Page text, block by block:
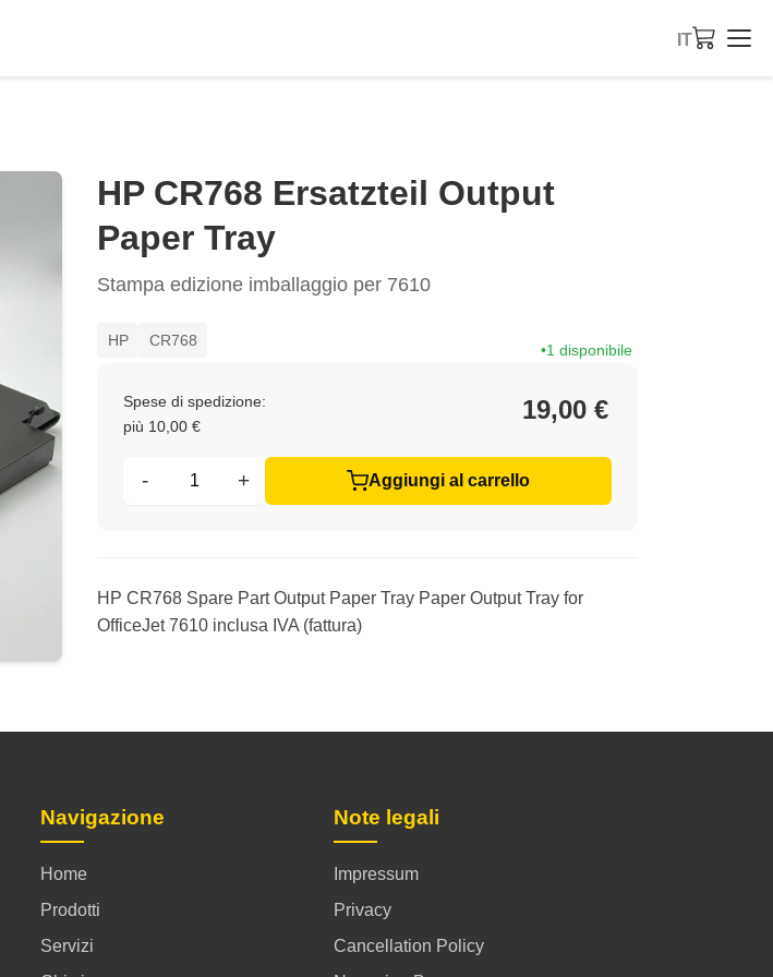
IT
HP CR768 Ersatzteil Output
Paper Tray
Stampa edizione imballaggio per 7610
HP CR768
1 disponibile
Spese di spedizione:
più 10,00 €
19,00 €
- + Aggiungi al carrello
HP CR768 Spare Part Output Paper Tray Paper Output Tray for
OfficeJet 7610 inclusa IVA (fattura)
Navigazione
Home
Prodotti
Servizi
Note legali
Impressum
Privacy
Cancellation Policy